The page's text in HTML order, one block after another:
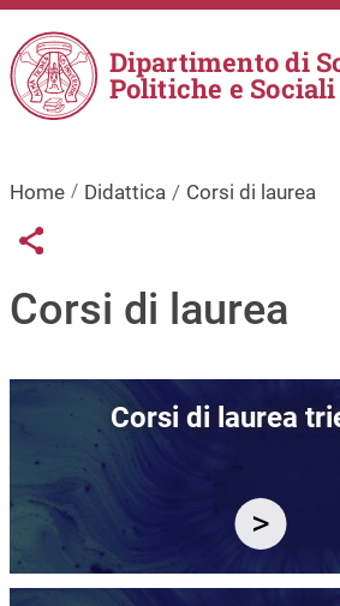
Salta al contenuto principale
Dipartimento di
Politiche e Sociali
Home Didattica Corsi di laurea
Links
Share button
Corsi di laurea
Corsi di laurea